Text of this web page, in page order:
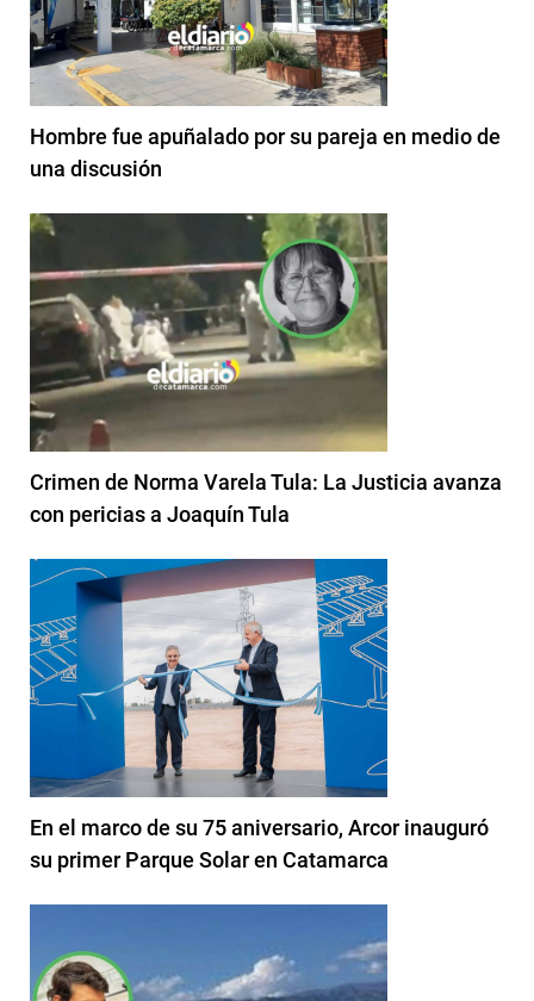
Hombre fue apuñalado por su pareja en medio de
una discusión
Crimen de Norma Varela Tula: La Justicia avanza
con pericias a Joaquín Tula
En el marco de su 75 aniversario, Arcor inauguró
su primer Parque Solar en Catamarca